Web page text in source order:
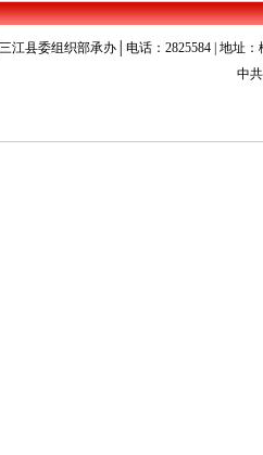
江县委组织部承办│电话：2825584 | 地址
中